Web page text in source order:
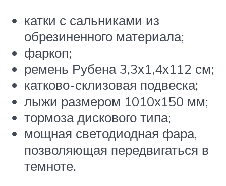
катки с сальниками из
обрезиненного материала;
фаркоп;
ремень Рубена 3,3х1,4х112 см;
катково-склизовая подвеска;
лыжи размером 1010х150 мм;
тормоза дискового типа;
мощная светодиодная фара,
позволяющая передвигаться в
темноте.